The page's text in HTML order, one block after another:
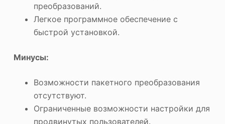
преобразований.
Легкое программное обеспечение с
быстрой установкой.
Минусы:
Возможности пакетного преобразования
отсутствуют.
Ограниченные возможности настройки для
продвинутых пользователей.